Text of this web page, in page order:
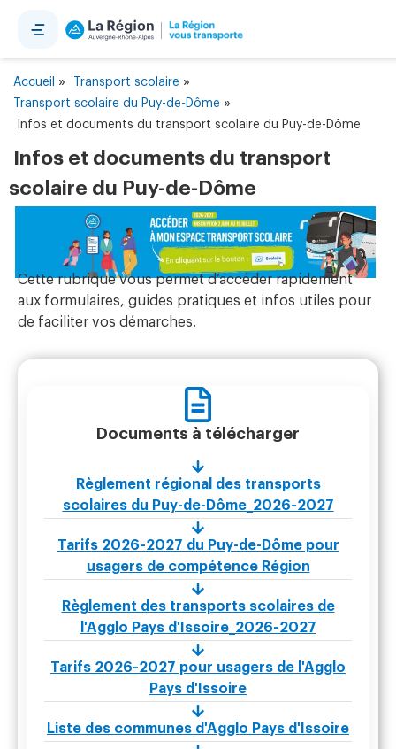
Accueil » Transport scolaire »
Transport scolaire du Puy-de-Dôme »
Infos et documents du transport scolaire du Puy-de-Dôme
Infos et documents du transport
scolaire du Puy-de-Dôme
Cette rubrique vous permet d’accéder rapidement
aux formulaires, guides pratiques et infos utiles pour
de faciliter vos démarches.
Documents à télécharger
Règlement régional des transports
scolaires du Puy-de-Dôme_2026-2027
Tarifs 2026-2027 du Puy-de-Dôme pour
usagers de compétence Région
Règlement des transports scolaires de
l'Agglo Pays d'Issoire_2026-2027
Tarifs 2026-2027 pour usagers de l'Agglo
Pays d'Issoire
Liste des communes d'Agglo Pays d'Issoire